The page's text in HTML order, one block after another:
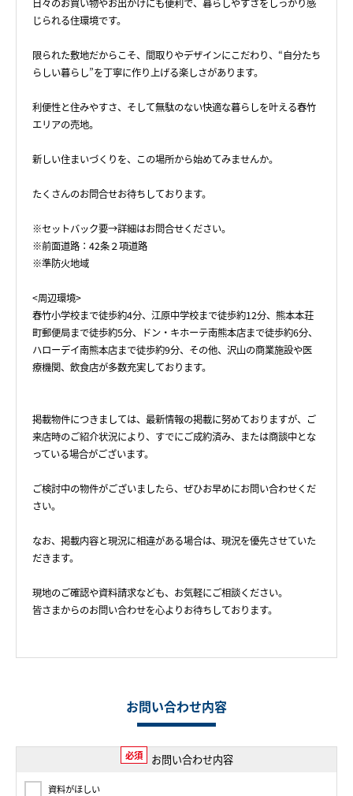
日々のお買い物やお出かけにも便利で、暮らしやすさをしっかり感
じられる住環境です。
限られた敷地だからこそ、間取りやデザインにこだわり、“自分たち
らしい暮らし”を丁寧に作り上げる楽しさがあります。
利便性と住みやすさ、そして無駄のない快適な暮らしを叶える春竹
エリアの売地。
新しい住まいづくりを、この場所から始めてみませんか。
たくさんのお問合せお待ちしております。
※セットバック要→詳細はお問合せください。
※前面道路：42条２項道路
※準防火地域
<周辺環境>
春竹小学校まで徒歩約4分、江原中学校まで徒歩約12分、熊本本荘
町郵便局まで徒歩約5分、ドン・キホーテ南熊本店まで徒歩約6分、
ハローデイ南熊本店まで徒歩約9分、その他、沢山の商業施設や医
療機関、飲食店が多数充実しております。
掲載物件につきましては、最新情報の掲載に努めておりますが、ご
来店時のご紹介状況により、すでにご成約済み、または商談中とな
っている場合がございます。
ご検討中の物件がございましたら、ぜひお早めにお問い合わせくだ
さい。
なお、掲載内容と現況に相違がある場合は、現況を優先させていた
だきます。
現地のご確認や資料請求なども、お気軽にご相談ください。
皆さまからのお問い合わせを心よりお待ちしております。
お問い合わせ内容
必須 お問い合わせ内容
資料がほしい